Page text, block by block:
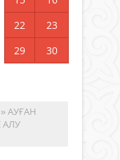
22
23
29
30
» АУҒАН
АЛУ